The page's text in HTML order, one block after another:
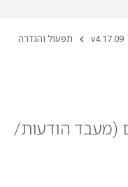
v4.17.09 תפעול והגדרה
הודעות/